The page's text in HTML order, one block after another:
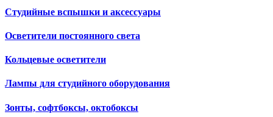
Студийные вспышки и аксессуары
Осветители постоянного света
Кольцевые осветители
Лампы для студийного оборудования
Зонты, софтбоксы, октобоксы